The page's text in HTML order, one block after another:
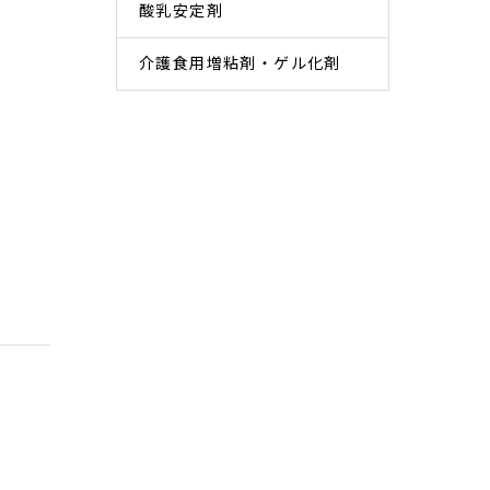
酸乳安定剤
介護食用増粘剤・ゲル化剤